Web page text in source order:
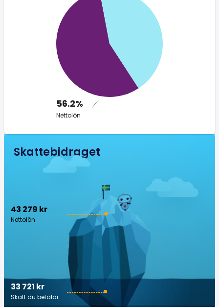
56.2%
Nettolön
Skattebidraget
43 279 kr
Nettolön
33 721 kr
Skatt du betalar